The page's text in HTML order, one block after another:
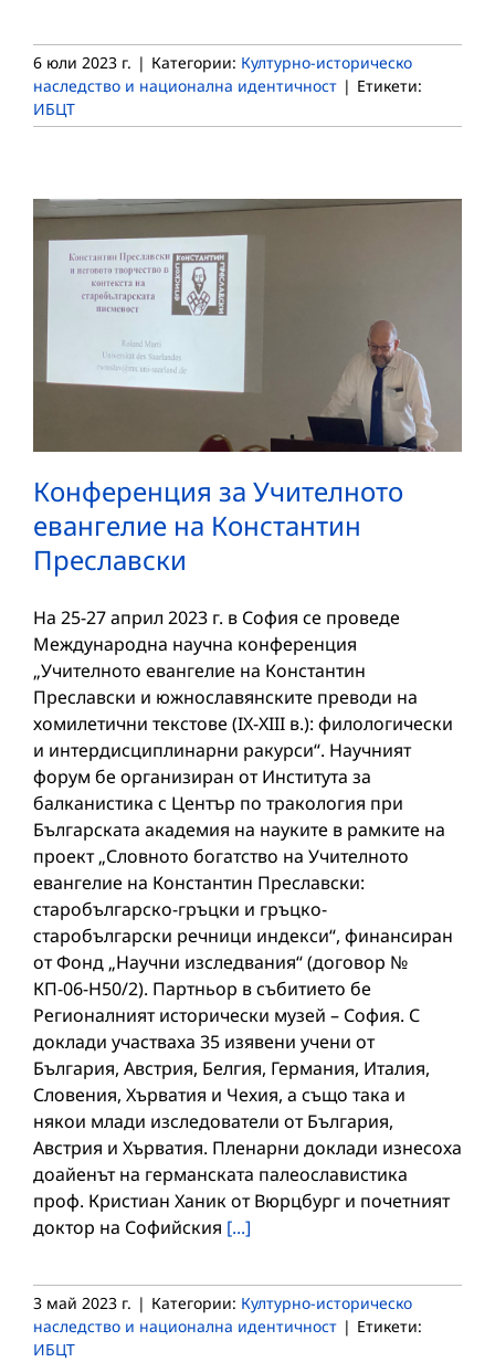
6 юли 2023 г. | Категории: Културно-историческо
наследство и национална идентичност | Етикети:
ИБЦТ
Конференция за Учителното
евангелие на Константин
Преславски
На 25-27 април 2023 г. в София се проведе
Международна научна конференция
„Учителното евангелие на Константин
Преславски и южнославянските преводи на
хомилетични текстове (IX-XIII в.): филологически
и интердисциплинарни ракурси“. Научният
форум бе организиран от Института за
балканистика с Център по тракология при
Българската академия на науките в рамките на
проект „Словното богатство на Учителното
евангелие на Константин Преславски:
старобългарско-гръцки и гръцко-
старобългарски речници индекси“, финансиран
от Фонд „Научни изследвания“ (договор №
КП-06-Н50/2). Партньор в събитието бе
Регионалният исторически музей – София. С
доклади участваха 35 изявени учени от
България, Австрия, Белгия, Германия, Италия,
Словения, Хърватия и Чехия, а също така и
някои млади изследователи от България,
Австрия и Хърватия. Пленарни доклади изнесоха
доайенът на германската палеославистика
проф. Кристиан Ханик от Вюрцбург и почетният
доктор на Софийския [...]
3 май 2023 г. | Категории: Културно-историческо
наследство и национална идентичност | Етикети:
ИБЦТ